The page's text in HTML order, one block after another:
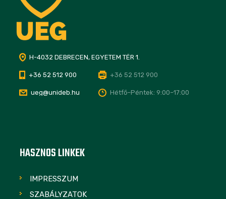
H-4032 DEBRECEN, EGYETEM TÉR 1.
+36 52 512 900 +36 52 512 900
ueg@unideb.hu Hétfő–Péntek: 9:00–17:00
HASZNOS LINKEK
IMPRESSZUM
SZABÁLYZATOK